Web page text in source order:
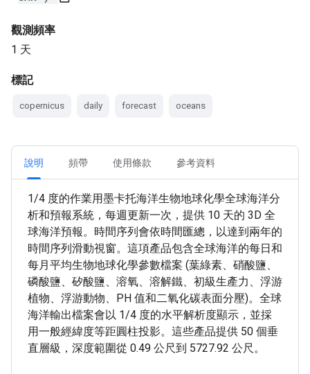
觀測頻率
1 天
標記
copernicus daily forecast oceans
說明 頻帶 使用條款 參考資料
1/4 度的作業用墨卡托海洋生物地球化學全球海洋分
析和預報系統，每週更新一次，提供 10 天的 3D 全
球海洋預報。時間序列會依時間匯總，以達到兩年的
時間序列滑動視窗。這項產品包含全球海洋的每日和
每月平均生物地球化學參數檔案 (葉綠素、硝酸鹽、
磷酸鹽、矽酸鹽、溶氧、溶解鐵、初級生產力、浮游
植物、浮游動物、PH 值和二氧化碳表面分壓)。全球
海洋輸出檔案會以 1/4 度的水平解析度顯示，並採
用一般經緯度等距圓柱投影。這些產品提供 50 個垂
直層級，深度範圍從 0.49 公尺到 5727.92 公尺。